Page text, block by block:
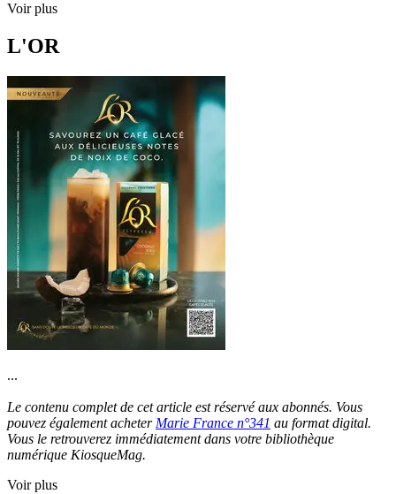
Voir plus
L'OR
...
Le contenu complet de cet article est réservé aux abonnés. Vous
pouvez également acheter Marie France n°341 au format digital.
Vous le retrouverez immédiatement dans votre bibliothèque
numérique KiosqueMag.
Voir plus